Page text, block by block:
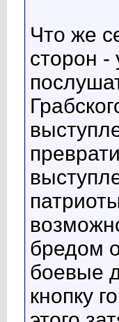
Что же
сторон -
бредом
боевые
кнопку